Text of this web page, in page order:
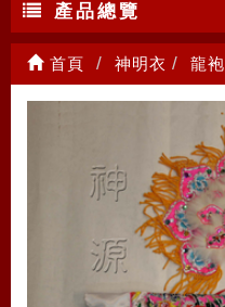
產品總覽
首頁 神明衣 龍袍